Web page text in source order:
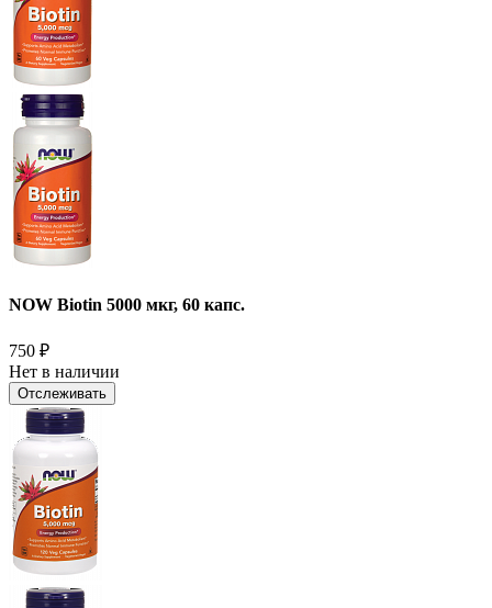
NOW Biotin 5000 мкг, 60 капс.
750 ₽
Нет в наличии
Отслеживать